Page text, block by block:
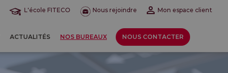
L'école FITECO Nous rejoindre Mon espace client
ACTUALITÉS NOS BUREAUX NOUS CONTACTER